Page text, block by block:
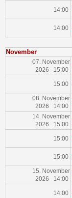
14:00
14:00
November
07. November
2026 15:00
15:00
08. November
2026 14:00
14. November
2026 15:00
15:00
15:00
15. November
2026 14:00
14:00